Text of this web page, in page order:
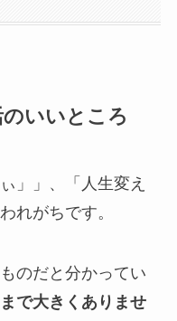
いいところ
」」、「人生変え
れがちです。
のだと分かってい
で大きくありませ